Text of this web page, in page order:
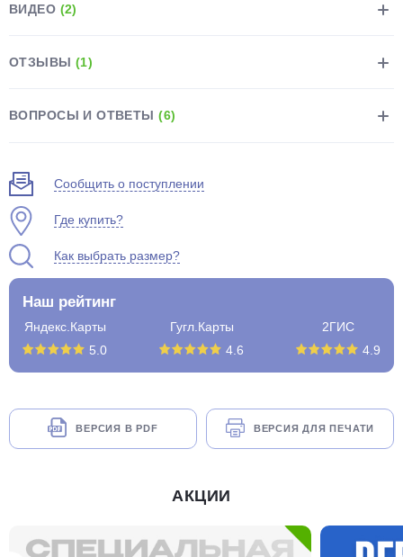
ВИДЕО (2)
ОТЗЫВЫ (1)
ВОПРОСЫ И ОТВЕТЫ(6)
Сообщить о поступлении
Где купить?
Как выбрать размер?
Наш рейтинг
Яндекс.Карты
5.0
Гугл.Карты
4.6
2ГИС
4.9
ВЕРСИЯ В PDF ВЕРСИЯ ДЛЯ ПЕЧАТИ
АКЦИИ